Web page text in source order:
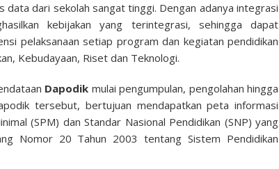
data dari sekolah sangat tinggi. Dengan adanya integrasi
kebijakan yang terintegrasi, sehingga dapat
pelaksanaan setiap program dan kegiatan pendidikan
Kebudayaan, Riset dan Teknologi.
Dapodik mulai pengumpulan, pengolahan hingga
tersebut, bertujuan mendapatkan peta informasi
(SPM) dan Standar Nasional Pendidikan (SNP) yang
Nomor 20 Tahun 2003 tentang Sistem Pendidikan